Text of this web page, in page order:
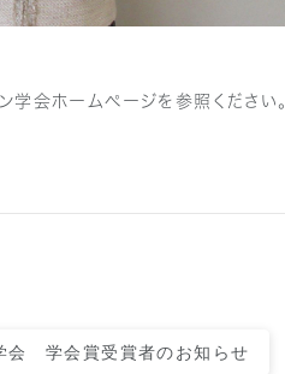
会ホームページを参照ください。
会 学会賞受賞者のお知らせ